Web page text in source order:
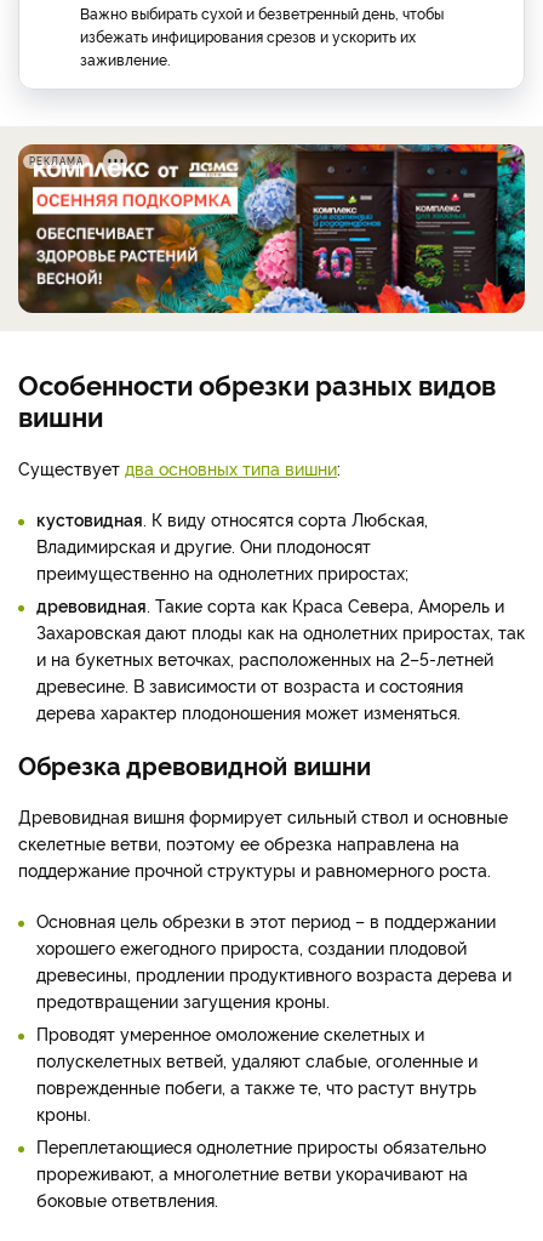
Важно выбирать сухой и безветренный день, чтобы
избежать инфицирования срезов и ускорить их
заживление.
РЕКЛАМА
Особенности обрезки разных видов
вишни
Существует два основных типа вишни:
кустовидная. К виду относятся сорта Любская,
Владимирская и другие. Они плодоносят
преимущественно на однолетних приростах;
древовидная. Такие сорта как Краса Севера, Аморель и
Захаровская дают плоды как на однолетних приростах, так
и на букетных веточках, расположенных на 2–5-летней
древесине. В зависимости от возраста и состояния
дерева характер плодоношения может изменяться.
Обрезка древовидной вишни
Древовидная вишня формирует сильный ствол и основные
скелетные ветви, поэтому ее обрезка направлена на
поддержание прочной структуры и равномерного роста.
Основная цель обрезки в этот период – в поддержании
хорошего ежегодного прироста, создании плодовой
древесины, продлении продуктивного возраста дерева и
предотвращении загущения кроны.
Проводят умеренное омоложение скелетных и
полускелетных ветвей, удаляют слабые, оголенные и
поврежденные побеги, а также те, что растут внутрь
кроны.
Переплетающиеся однолетние приросты обязательно
прореживают, а многолетние ветви укорачивают на
боковые ответвления.